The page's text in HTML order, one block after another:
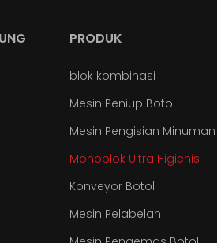
PRODUK
blok kombinasi
Mesin Peniup Botol
Mesin Pengisian Minuman
Monoblok Ultra Higienis
Konveyor Botol
Mesin Pelabelan